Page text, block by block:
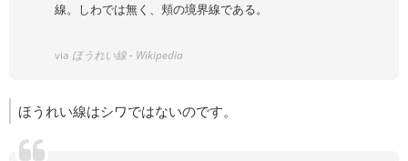
線。しわでは無く、頬の境界線である。
via ほうれい線 - Wikipedia
ほうれい線はシワではないのです。